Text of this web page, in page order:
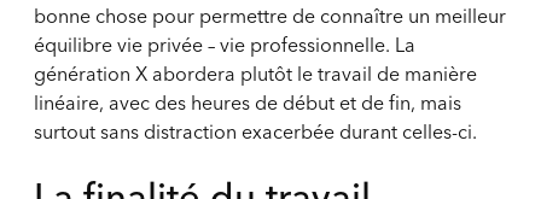
bonne chose pour permettre de connaître un meilleur
équilibre vie privée – vie professionnelle. La
génération X abordera plutôt le travail de manière
linéaire, avec des heures de début et de fin, mais
surtout sans distraction exacerbée durant celles-ci.